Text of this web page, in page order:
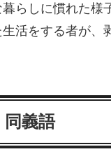
らしに慣れた様
活をする者が、
同義語